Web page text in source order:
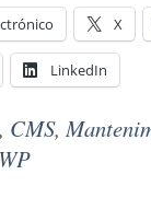
X
LinkedIn
, CMS,
WP